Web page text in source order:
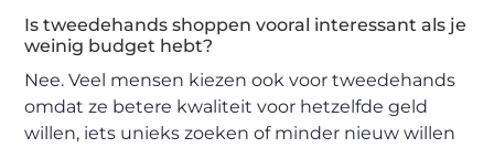
Is tweedehands shoppen vooral interessant als je
weinig budget hebt?
Nee. Veel mensen kiezen ook voor tweedehands
omdat ze betere kwaliteit voor hetzelfde geld
willen, iets unieks zoeken of minder nieuw willen